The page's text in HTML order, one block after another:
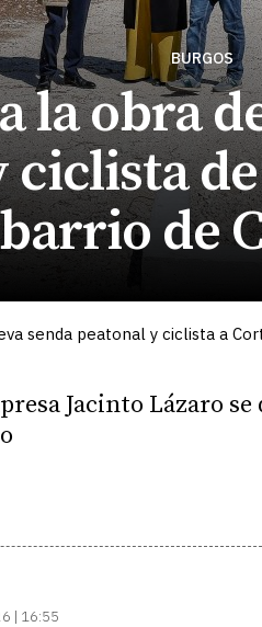
BURGOS
la obra
barrio de
senda peatonal y ciclista a
Jacinto Lázaro
| 16:55